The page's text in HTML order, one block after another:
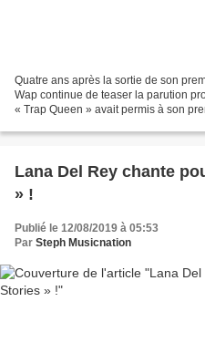
Quatre ans après la sortie de son
Wap continue de teaser la parution
« Trap Queen » avait permis à son
Lana Del Rey chante
» !
Publié le 12/08/2019 à 05:53
Par Steph Musicnation